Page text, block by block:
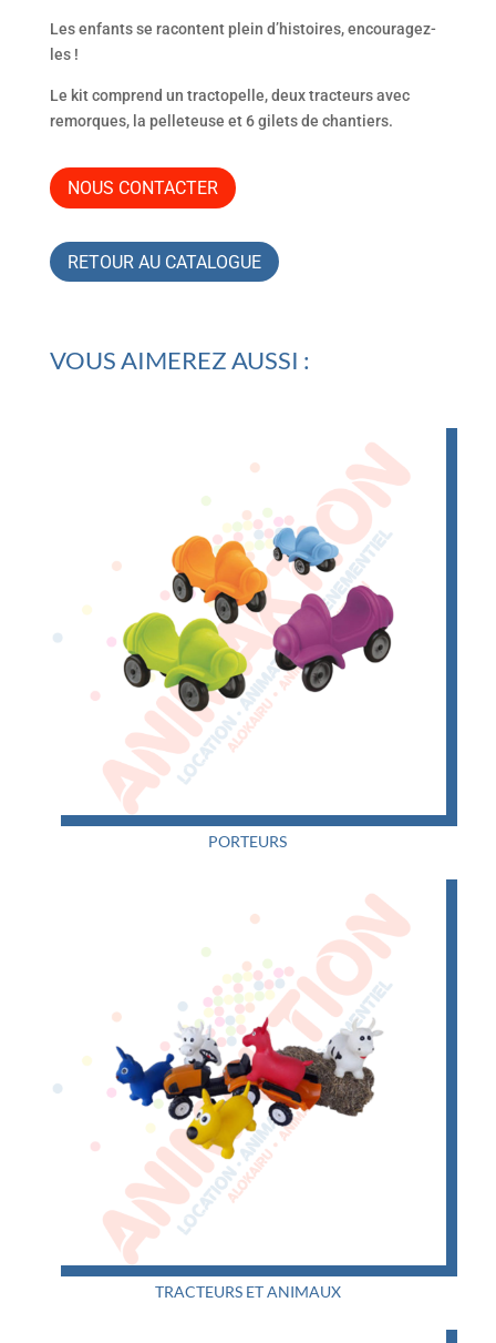
Les enfants se racontent plein d’histoires, encouragez-
les !
Le kit comprend un tractopelle, deux tracteurs avec
remorques, la pelleteuse et 6 gilets de chantiers.
NOUS CONTACTER
RETOUR AU CATALOGUE
VOUS AIMEREZ AUSSI :
PORTEURS
TRACTEURS ET ANIMAUX